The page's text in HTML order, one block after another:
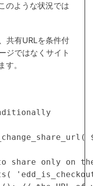
のような状況では
共有URLを条件付
ジではなくサイト
。